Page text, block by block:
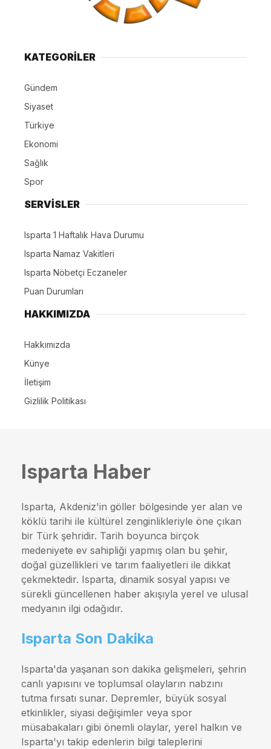
KATEGORİLER
Gündem
Siyaset
Türkiye
Ekonomi
Sağlık
Spor
SERVİSLER
Isparta 1 Haftalık Hava Durumu
Isparta Namaz Vakitleri
Isparta Nöbetçi Eczaneler
Puan Durumları
HAKKIMIZDA
Hakkımızda
Künye
İletişim
Gizlilik Politikası
Isparta Haber
Isparta, Akdeniz'in göller bölgesinde yer alan ve
köklü tarihi ile kültürel zenginlikleriyle öne çıkan
bir Türk şehridir. Tarih boyunca birçok
medeniyete ev sahipliği yapmış olan bu şehir,
doğal güzellikleri ve tarım faaliyetleri ile dikkat
çekmektedir. Isparta, dinamik sosyal yapısı ve
sürekli güncellenen haber akışıyla yerel ve ulusal
medyanın ilgi odağıdır.
Isparta Son Dakika
Isparta'da yaşanan son dakika gelişmeleri, şehrin
canlı yapısını ve toplumsal olayların nabzını
tutma fırsatı sunar. Depremler, büyük sosyal
etkinlikler, siyasi değişimler veya spor
müsabakaları gibi önemli olaylar, yerel halkın ve
Isparta'yı takip edenlerin bilgi taleplerini